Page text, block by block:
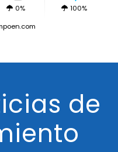
0%
100%
de